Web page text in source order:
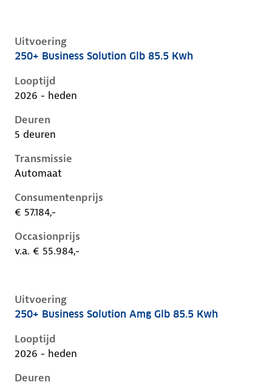
Uitvoering
Mercedes Glb-Klasse ii-x248, glb 85.5 kwh, 200 kW,
250+ Business Solution Glb 85.5 Kwh
Looptijd
2026 - heden
Deuren
5 deuren
Transmissie
Automaat
Consumentenprijs
€ 57.184,-
Occasionprijs
v.a. € 55.984,-
Uitvoering
Mercedes Glb-Klasse ii-x248, glb 85.5 kwh, 200 kW,
250+ Business Solution Amg Glb 85.5 Kwh
Looptijd
2026 - heden
Deuren